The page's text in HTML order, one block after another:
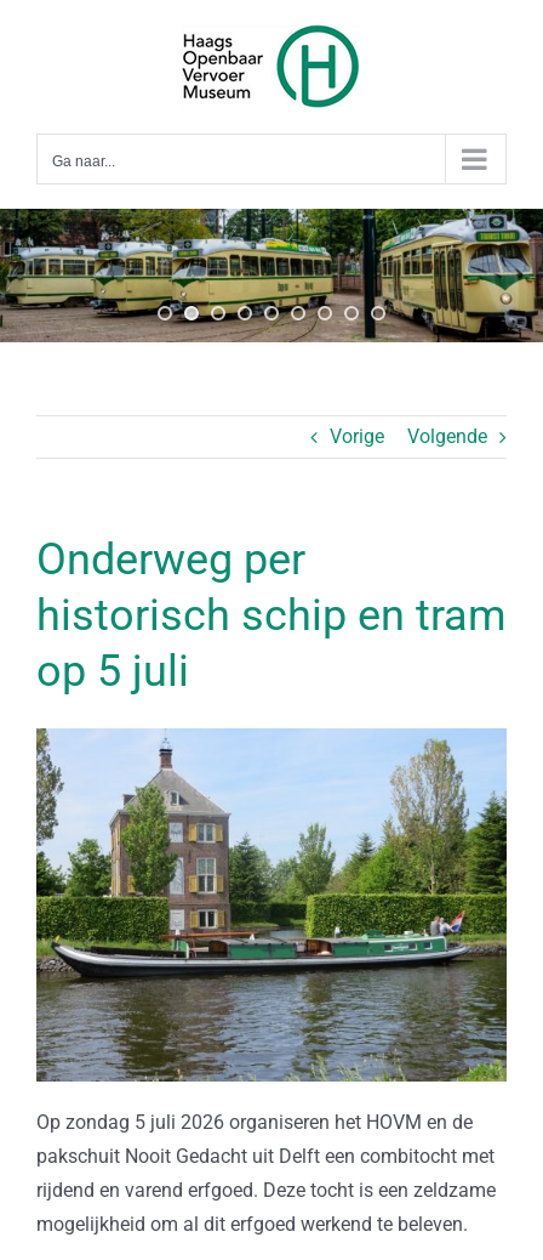
Ga naar...
Vorige Volgende
Onderweg per
historisch schip en tram
op 5 juli
Op zondag 5 juli 2026 organiseren het HOVM en de
pakschuit Nooit Gedacht uit Delft een combitocht met
rijdend en varend erfgoed. Deze tocht is een zeldzame
mogelijkheid om al dit erfgoed werkend te beleven.